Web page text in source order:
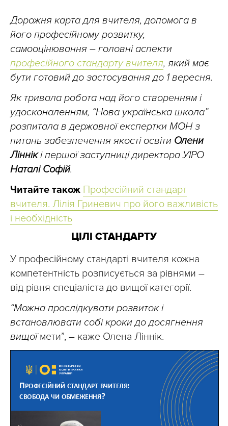
Дорожня карта для вчителя, допомога в
його професійному розвитку,
самооцінювання – головні аспекти
професійного стандарту вчителя, який має
бути готовий до застосування до 1 вересня.
Як тривала робота над його створенням і
удосконаленням, “Нова українська школа”
розпитала в державної експертки МОН з
питань забезпечення якості освіти Олени
Ліннікі першої заступниці директора УІРО
Наталі Софій.
Читайте також Професійний стандарт
вчителя. Лілія Гриневич про його важливість
і необхідність
ЦІЛІ СТАНДАРТУ
У професійному стандарті вчителя кожна
компетентність розписується за рівнями –
від рівня спеціаліста до вищої категорії.
“Можна прослідкувати розвиток і
встановлювати собі кроки до досягнення
вищоїмети”, – каже Олена Ліннік.